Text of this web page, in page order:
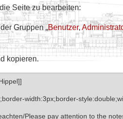
Seite zu bearbeiten:
Gruppen „Benutzer,
kopieren.